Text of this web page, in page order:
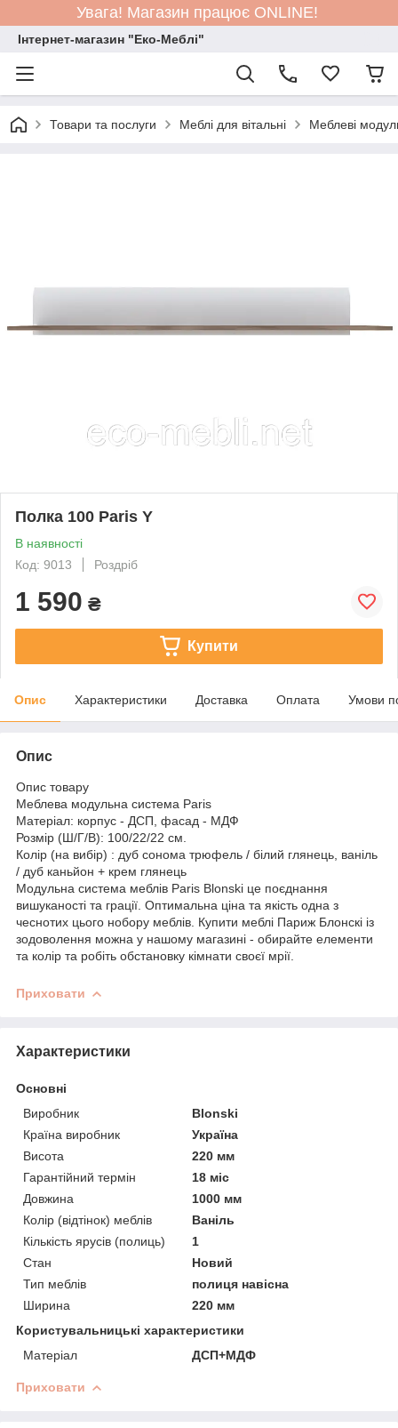
Увага! Магазин працює ONLINE!
Інтернет-магазин "Еко-Меблі"
Товари та послуги Меблі для вітальні Меблеві
Полка 100 Paris Y
В наявності
Код: 9013
Роздріб
1 590 ₴
Купити
Опис Характеристики Доставка Оплата Умови
Опис
Опис товару
Меблева модульна система Paris
Матеріал: корпус - ДСП, фасад - МДФ
Розмір (Ш/Г/В): 100/22/22 см.
Колір (на вибір) : дуб сонома трюфель / білий глянець, ваніль
/ дуб каньйон + крем глянець
Модульна система меблів Paris Blonski це поєднання
вишуканості та грації. Оптимальна ціна та якість одна з
чеснотих цього нобору меблів. Купити меблі Париж Блонскі із
зодоволення можна у нашому магазині - обирайте елементи
та колір та робіть обстановку кімнати своєї мрії.
Приховати
Характеристики
Основні
Виробник
Blonski
Країна виробник
Україна
Висота
220 мм
Гарантійний термін
18 міс
Довжина
1000 мм
Колір (відтінок) меблів
Ваніль
Кількість ярусів (полиць)
1
Стан
Новий
Тип меблів
полиця навісна
Ширина
220 мм
Користувальницькі характеристики
Матеріал
ДСП+МДФ
Приховати